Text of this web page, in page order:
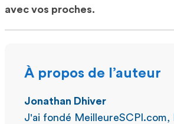
avec vos proches.
À propos de l’auteur
Jonathan Dhiver
J'ai fondé MeilleureSCPI.com,